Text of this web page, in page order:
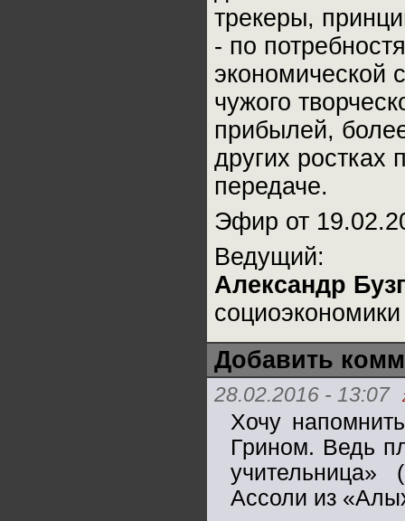
трекеры,
- по
экономической
чужого
прибылей,
других ростках
передаче.
Эфир от
Ведущий:
Александр
Добавить
28.02.2016 - 13:07
Хочу
Грином. Ведь
учительница»
Ассоли из